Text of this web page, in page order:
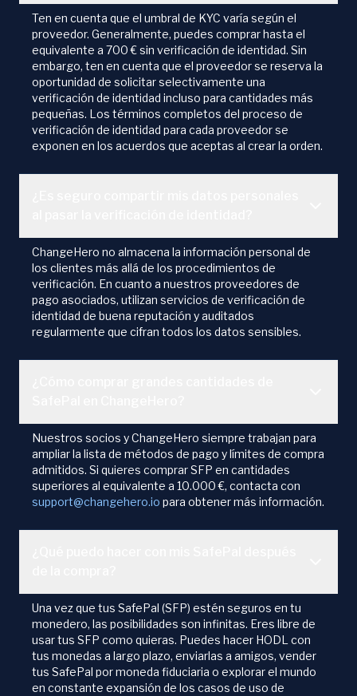
Ten en cuenta que el umbral de KYC varía según el
proveedor. Generalmente, puedes comprar hasta el
equivalente a 700 € sin verificación de identidad. Sin
embargo, ten en cuenta que el proveedor se reserva la
oportunidad de solicitar selectivamente una
verificación de identidad incluso para cantidades más
pequeñas. Los términos completos del proceso de
verificación de identidad para cada proveedor se
exponen en los acuerdos que aceptas al crear la orden.
ChangeHero no almacena la información personal de
los clientes más allá de los procedimientos de
verificación. En cuanto a nuestros proveedores de
pago asociados, utilizan servicios de verificación de
identidad de buena reputación y auditados
regularmente que cifran todos los datos sensibles.
Nuestros socios y ChangeHero siempre trabajan para
ampliar la lista de métodos de pago y límites de compra
admitidos. Si quieres comprar SFP en cantidades
superiores al equivalente a 10.000 €, contacta con
support@changehero.io para obtener más información.
Una vez que tus SafePal (SFP) estén seguros en tu
monedero, las posibilidades son infinitas. Eres libre de
usar tus SFP como quieras. Puedes hacer HODL con
tus monedas a largo plazo, enviarlas a amigos, vender
tus SafePal por moneda fiduciaria o explorar el mundo
en constante expansión de los casos de uso de